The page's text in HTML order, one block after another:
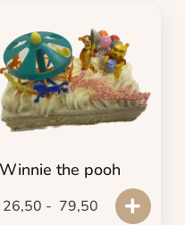
Winnie the pooh
26,50 - 79,50